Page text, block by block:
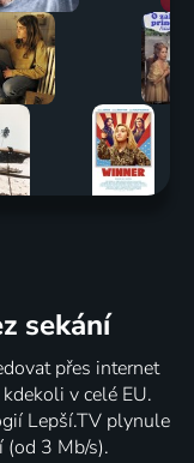
sekání
přes internet
v celé EU.
Lepší.TV plynule
3 Mb/s).